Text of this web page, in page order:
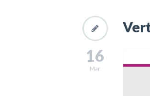
16
Mar